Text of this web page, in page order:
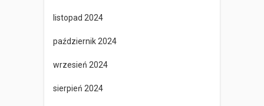
listopad 2024
październik 2024
wrzesień 2024
sierpień 2024